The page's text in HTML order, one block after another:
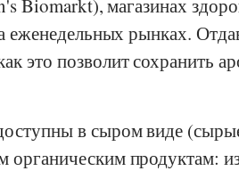
Biomarkt), магазинах
еженедельных рынках.
это позволит сохранить
в сыром виде
органическим продуктам: